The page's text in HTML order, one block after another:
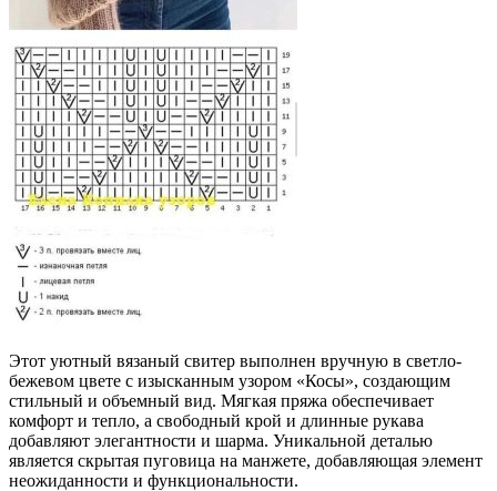
Этот уютный вязаный свитер выполнен вручную в светло-
бежевом цвете с изысканным узором «Косы», создающим
стильный и объемный вид. Мягкая пряжа обеспечивает
комфорт и тепло, а свободный крой и длинные рукава
добавляют элегантности и шарма. Уникальной деталью
является скрытая пуговица на манжете, добавляющая элемент
неожиданности и функциональности.